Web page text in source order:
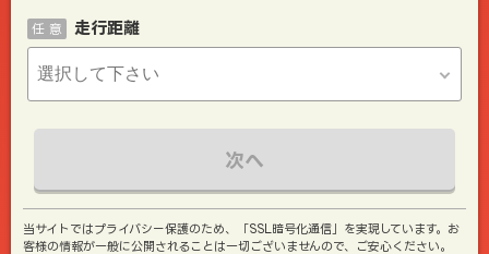
走行距離
任 意
次へ
当サイトではプライバシー保護のため、「SSL暗号化通信」を実現しています。お
客様の情報が一般に公開されることは一切ございませんので、ご安心ください。